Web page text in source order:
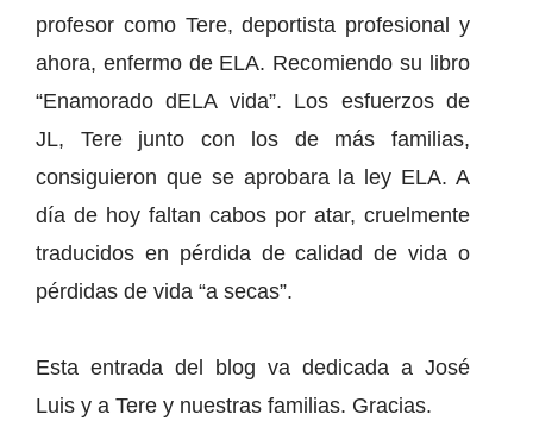
profesor como Tere, deportista profesional y
ahora, enfermo de ELA. Recomiendo su libro
“Enamorado dELA vida”. Los esfuerzos de
JL, Tere junto con los de más familias,
consiguieron que se aprobara la ley ELA. A
día de hoy faltan cabos por atar, cruelmente
traducidos en pérdida de calidad de vida o
pérdidas de vida “a secas”.
Esta entrada del blog va dedicada a José
Luis y a Tere y nuestras familias. Gracias.